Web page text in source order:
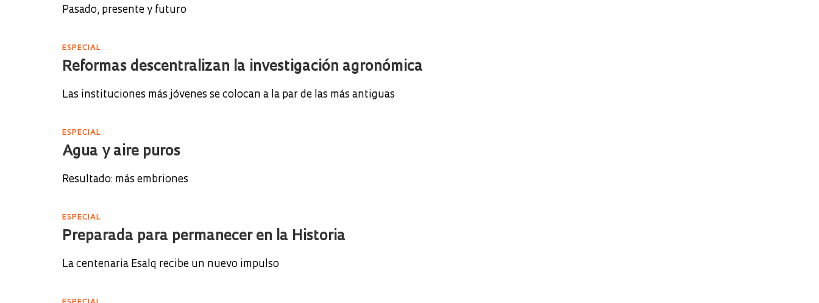
Pasado, presente y futuro
ESPECIAL
Reformas descentralizan la investigación agronómica
Las instituciones más jóvenes se colocan a la par de las más antiguas
ESPECIAL
Agua y aire puros
Resultado: más embriones
ESPECIAL
Preparada para permanecer en la Historia
La centenaria Esalq recibe un nuevo impulso